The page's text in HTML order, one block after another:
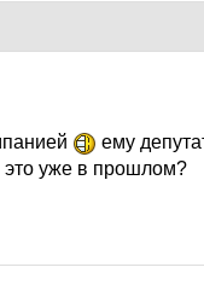
ему
это уже в прошлом?